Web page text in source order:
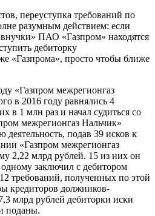
переуступка требований по
разумным действием: если
ПАО «Газпром» находятся
дебиторку
«Газпрома», просто чтобы ближе
«Газпром межрегионгаз
в 2016 году равнялись 4
в 1 млн раз и начал судиться со
межрегионгаз Нальчик»
деятельность, подав 39 исков к
«Газпром межрегионгаз
2,22 млрд рублей. 15 из них он
заключил с дебитором
требований, полученных по этой
кредиторов должников-
млрд рублей дебиторки иски
поданы.